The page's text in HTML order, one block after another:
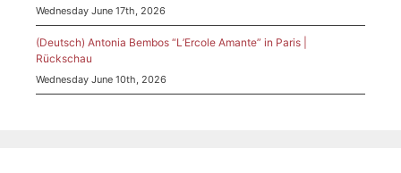
Wednesday June 17th, 2026
(Deutsch) Antonia Bembos “L’Ercole Amante” in Paris |
Rückschau
Wednesday June 10th, 2026